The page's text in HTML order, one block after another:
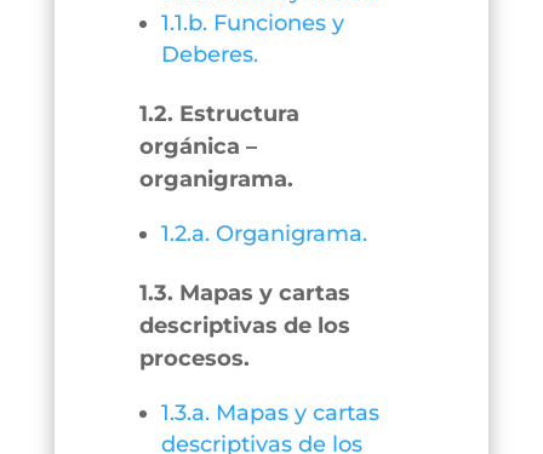
1.1.b. Funciones y
Deberes.
1.2. Estructura
orgánica –
organigrama.
1.2.a. Organigrama.
1.3. Mapas y cartas
descriptivas de los
procesos.
1.3.a. Mapas y cartas
descriptivas de los